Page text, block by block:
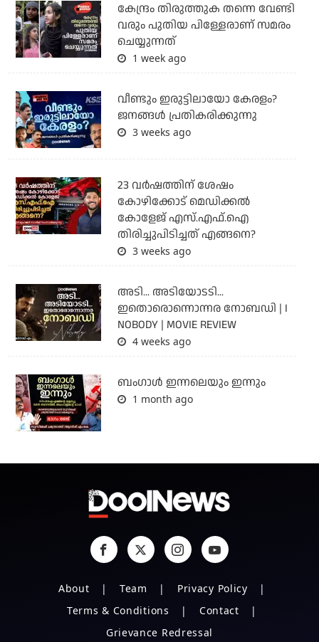
കേന്ദ്രം തിരുത്തുക തന്നെ വേണ്ടി
വരും പുതിയ പിള്ളേരാണ് സമരം
ചെയ്യുന്നത്
1 week ago
വീണ്ടും ഇരുട്ടിലായോ കേരളം?
ജനങ്ങൾ പ്രതികരിക്കുന്നു
3 weeks ago
23 വർഷത്തിന് ശേഷം
കോഴിക്കോട് മെഡിക്കൽ
കോളേജ് എസ്.എഫ്.ഐ
തിരിച്ചുപിടിച്ചത് എങ്ങനെ?
3 weeks ago
അടി... അടിയോടടി...
ഇതൊരൊന്നൊന്നര നോബഡി | I
NOBODY | MOVIE REVIEW
4 weeks ago
ബംഗാള്‍ ഇന്നലെയും ഇന്നും
1 month ago
About Team
Privacy Policy
Terms & Conditions
Contact
Grievance Redressal